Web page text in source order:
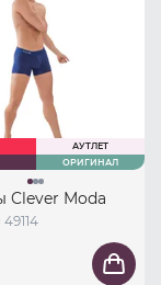
АУТЛЕТ
ОРИГИНАЛ
Clever Moda